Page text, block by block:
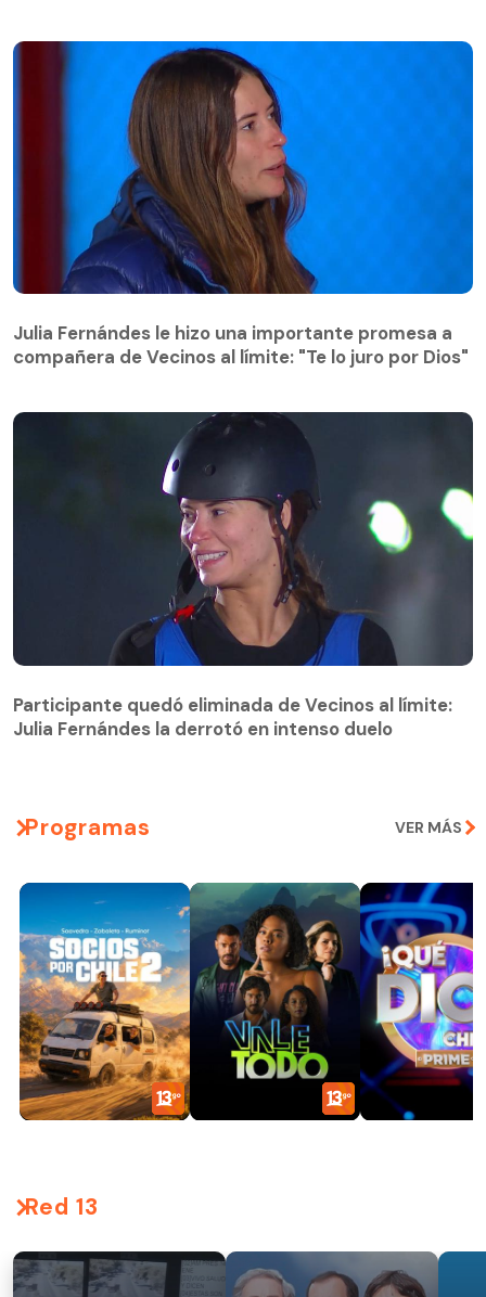
compañera de Vecinos al límite: "Te lo juro por Dios"
Julia Fernándes le hizo una importante promesa a
compañera de Vecinos al límite: "Te lo juro por Dios"
Julia Fernándes la derrotó en intenso duelo
Participante quedó eliminada de Vecinos al límite:
Julia Fernándes la derrotó en intenso duelo
Programas VER MÁS
Red 13